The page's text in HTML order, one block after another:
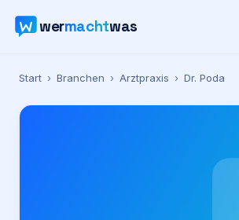
wermachtwas
Verzeichnis
Karte
Start › Branchen › Arztpraxis › Dr. Poda